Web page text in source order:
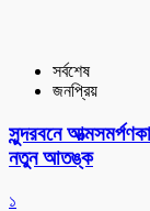
সর্বশেষ
জনপ্রিয়
সুন্দরবনে
নতুন আতঙ্ক
১